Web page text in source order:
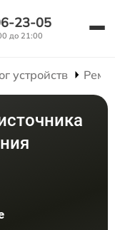
23-05
до 21:00
устройств